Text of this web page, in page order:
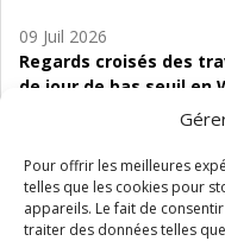
Pour offrir les meilleures
telles que les cookies pour
appareils. Le fait de
traiter des données telles
09 Juil 2026
Regards croisés des
de jour de bas seuil en
06 Juil 2026
Étude d’évaluabilité
d’accompagnement à